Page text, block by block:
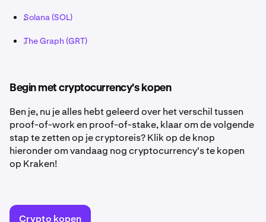
Solana (SOL)
The Graph (GRT)
Begin met cryptocurrency's kopen
Ben je, nu je alles hebt geleerd over het verschil tussen
proof-of-work en proof-of-stake, klaar om de volgende
stap te zetten op je cryptoreis? Klik op de knop
hieronder om vandaag nog cryptocurrency's te kopen
op Kraken!
Crypto kopen